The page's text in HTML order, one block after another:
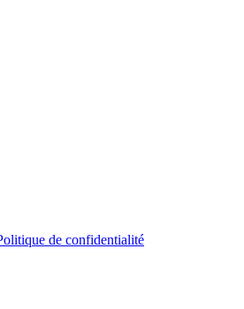
de confidentialité